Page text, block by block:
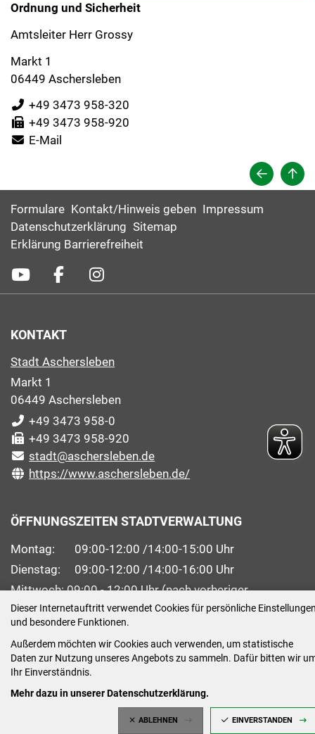
Dieser Internetauftritt verwendet Cookies für persönliche
und besondere Funktionen.
Außerdem möchten wir Cookies auch verwenden, um statistische
Daten zur Nutzung unseres Angebots zu sammeln. Dafür bitten wir
Ihr Einverständnis.
Mehr dazu in unserer Datenschutzerklärung.
ABLEHNEN EINVERSTANDEN
Ordnung und Sicherheit
Amtsleiter Herr Grossy
Markt 1
06449 Aschersleben
+49 3473 958-320
+49 3473 958-920
E-Mail
Formulare Kontakt/Hinweis geben Impressum
Datenschutzerklärung Sitemap
Erklärung Barrierefreiheit
KONTAKT
Stadt Aschersleben
Markt 1
06449 Aschersleben
+49 3473 958-0
+49 3473 958-920
stadt@aschersleben.de
https://www.aschersleben.de/
ÖFFNUNGSZEITEN STADTVERWALTUNG
Montag: 09:00-12:00 /14:00-15:00 Uhr
Dienstag: 09:00-12:00 /14:00-16:00 Uhr
Mittwoch: 09:00 - 12:00 Uhr (nach vorheriger
Terminvereinbarung)
Donnerstag: 09:00-12:00 /14:00-18:00 Uhr
Freitag: 09:00-12:00 Uhr